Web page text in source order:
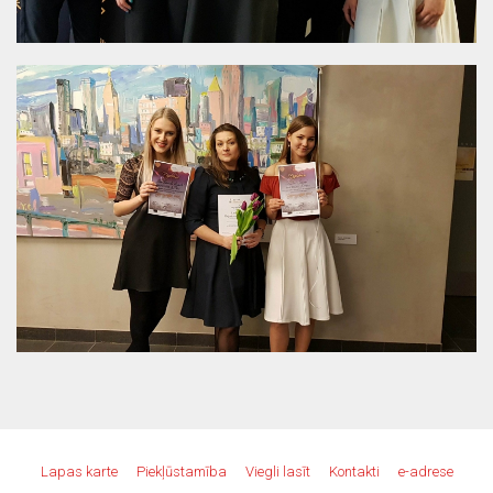
Lapas karte Piekļūstamība Viegli lasīt Kontakti e-adrese